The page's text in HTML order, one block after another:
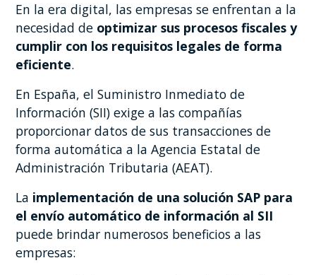
En la era digital, las empresas se enfrentan a la
necesidad de optimizar sus procesos fiscales y
cumplir con los requisitos legales de forma
eficiente.
En España, el Suministro Inmediato de
Información (SII) exige a las compañías
proporcionar datos de sus transacciones de
forma automática a la Agencia Estatal de
Administración Tributaria (AEAT).
La implementación de una solución SAP para
el envío automático de información al SII
puede brindar numerosos beneficios a las
empresas: